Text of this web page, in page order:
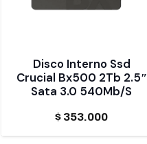
Disco Interno Ssd
Crucial Bx500 2Tb 2.5″
Sata 3.0 540Mb/S
$ 353.000